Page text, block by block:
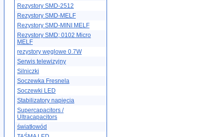
Rezystory SMD-2512
Rezystory SMD-MELF
Rezystory SMD-MINI MELF
Rezystory SMD; 0102 Micro
MELF
rezystory węglowe 0.7W
Serwis telewizyjny
Silniczki
Soczewka Fresnela
Soczewki LED
Stabilizatory napięcia
Supercapacitors /
Ultracapacitors
światłowód